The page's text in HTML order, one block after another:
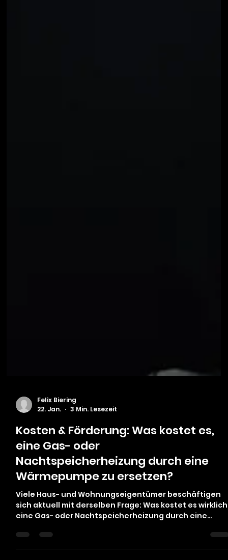
22. Jan.
3 Min. Lesezeit
Kosten & Förderung: Was kostet es,
eine Gas- oder
Nachtspeicherheizung durch eine
Wärmepumpe zu ersetzen?
Viele Haus- und Wohnungseigentümer beschäftigen